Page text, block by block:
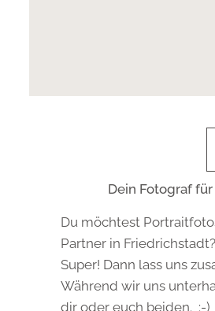
Dein Fotograf
Du möchtest
Partner in Friedrichstadt?
Super! Dann lass uns
Während wir uns
dir oder euch beiden. :-)